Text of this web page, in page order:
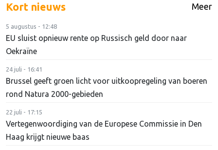
Kort nieuws Meer
5 augustus - 12:48
EU sluist opnieuw rente op Russisch geld door naar
Oekraïne
24 juli - 16:41
Brussel geeft groen licht voor uitkoopregeling van boeren
rond Natura 2000-gebieden
22 juli - 17:15
Vertegenwoordiging van de Europese Commissie in Den
Haag krijgt nieuwe baas